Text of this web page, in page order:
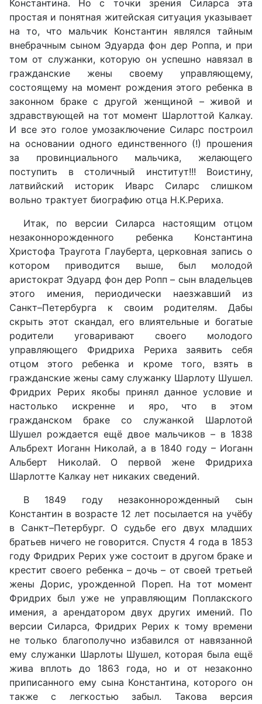
Константина. Но с точки зрения Силарса эта
простая и понятная житейская ситуация указывает
на то, что мальчик Константин являлся тайным
внебрачным сыном Эдуарда фон дер Роппа, и при
том от служанки, которую он успешно навязал в
гражданские жены своему управляющему,
состоящему на момент рождения этого ребенка в
законном браке с другой женщиной – живой и
здравствующей на тот момент Шарлоттой Калкау.
И все это голое умозаключение Силарс построил
на основании одного единственного (!) прошения
за провинциального мальчика, желающего
поступить в столичный институт!!! Воистину,
латвийский историк Иварс Силарс слишком
вольно трактует биографию отца Н.К.Рериха.
Итак, по версии Силарса настоящим отцом
незаконнорожденного ребенка Константина
Христофа Траугота Глауберта, церковная запись о
котором приводится выше, был молодой
аристократ Эдуард фон дер Ропп – сын владельцев
этого имения, периодически наезжавший из
Санкт–Петербурга к своим родителям. Дабы
скрыть этот скандал, его влиятельные и богатые
родители уговаривают своего молодого
управляющего Фридриха Рериха заявить себя
отцом этого ребенка и кроме того, взять в
гражданские жены саму служанку Шарлоту Шушел.
Фридрих Рерих якобы принял данное условие и
настолько искренне и яро, что в этом
гражданском браке со служанкой Шарлотой
Шушел рождается ещё двое мальчиков – в 1838
Альбрехт Иоганн Николай, а в 1840 году – Иоганн
Альберт Николай. О первой жене Фридриха
Шарлотте Калкау нет никаких сведений.
В 1849 году незаконнорожденный сын
Константин в возрасте 12 лет посылается на учёбу
в Санкт–Петербург. О судьбе его двух младших
братьев ничего не говорится. Спустя 4 года в 1853
году Фридрих Рерих уже состоит в другом браке и
крестит своего ребенка – дочь – от своей третьей
жены Дорис, урожденной Пореп. На тот момент
Фридрих был уже не управляющим Поплакского
имения, а арендатором двух других имений. По
версии Силарса, Фридрих Рерих к тому времени
не только благополучно избавился от навязанной
ему служанки Шарлоты Шушел, которая была ещё
жива вплоть до 1863 года, но и от незаконно
приписанного ему сына Константина, которого он
также с легкостью забыл. Такова версия